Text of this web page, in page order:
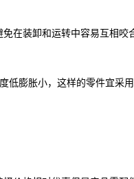
在装卸和运转中容易互相咬
胀小，这样的零件宜采用